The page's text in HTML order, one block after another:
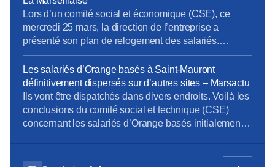
[…]Orange confirme « avoir présenté plusieurs
options dans le […]
Lors d’un comité social et économique (CSE), ce
mercredi 25 mars, la direction de l’entreprise a
présenté son plan de relogement des salariés.
[…]Éparpillés façon puzzle… Alors que les syndicats
n’ont eu de cesse de dénoncer les fermetures
successives des sites d’Orange au profit du campus
Massalia, à Saint-Mauront , la direction de l’entreprise
prévoit de […]
Les salariés d’Orange basés à Saint-Mauront
définitivement dispersés sur d’autres sites – Marsactu
Ils vont être dispatchés dans divers endroits. Voilà les
conclusions du comité social et technique (CSE)
concernant les salariés d’Orange basés initialement
donc de reloger les 1092 salariés concernés dans